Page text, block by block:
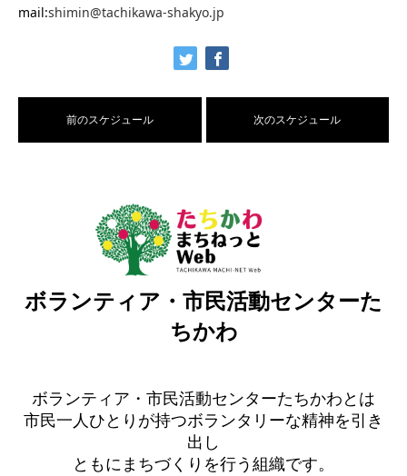
mail:shimin@tachikawa-shakyo.jp
前のスケジュール 次のスケジュール
ボランティア・市民活動センターた
ちかわ
ボランティア・市民活動センターたちかわとは
市民一人ひとりが持つボランタリーな精神を引き
出し
ともにまちづくりを行う組織です。